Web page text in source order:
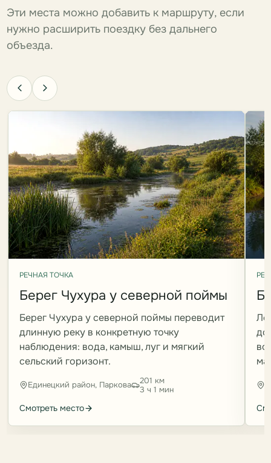
Эти места можно добавить к маршруту, если
нужно расширить поездку без дальнего
объезда.
РЕЧНАЯ ТОЧКА
Берег Чухура у северной поймы
Берег Чухура у северной поймы переводит
длинную реку в конкретную точку
наблюдения: вода, камыш, луг и мягкий
сельский горизонт.
Единецкий район, Паркова
201 км
3 ч 1 мин
Смотреть место